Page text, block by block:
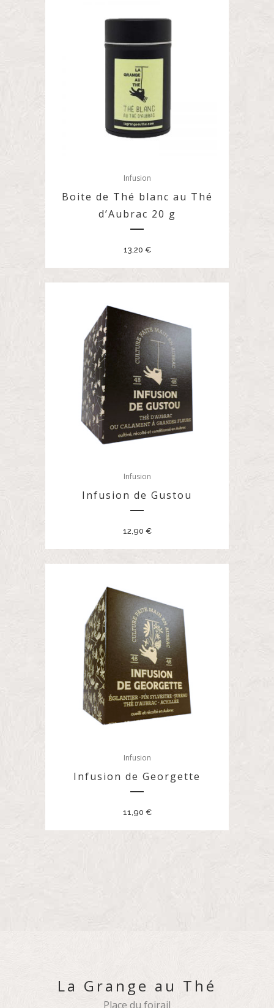
Infusion
Boite de Thé blanc au Thé
d’Aubrac 20 g
13,20 €
Infusion
Infusion de Gustou
12,90 €
Infusion
Infusion de Georgette
11,90 €
La Grange au Thé
Place du foirail